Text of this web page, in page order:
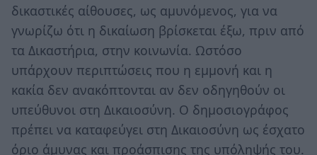
δικαστικές αίθουσες, ως αμυνόμενος, για να
γνωρίζω ότι η δικαίωση βρίσκεται έξω, πριν από
τα Δικαστήρια, στην κοινωνία. Ωστόσο
υπάρχουν περιπτώσεις που η εμμονή και η
κακία δεν ανακόπτονται αν δεν οδηγηθούν οι
υπεύθυνοι στη Δικαιοσύνη. Ο δημοσιογράφος
πρέπει να καταφεύγει στη Δικαιοσύνη ως έσχατο
όριο άμυνας και προάσπισης της υπόληψής του.